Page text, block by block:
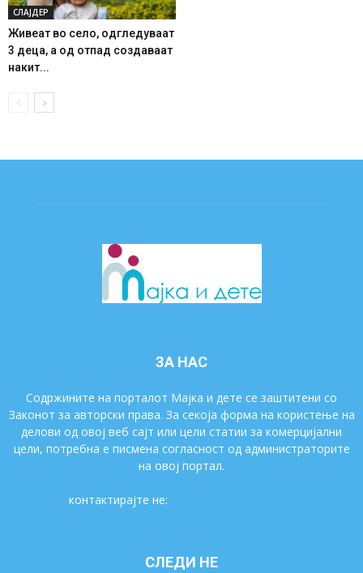
СЛАЈДЕР
Живеат во село, одгледуваат
3 деца, а од отпад создаваат
накит...
ЗА НАС
Содржините на порталот Мајка и дете се заштитени со
Законот за авторски права. За секоја форма на користење на
делови од овој веб сајт или цели статии за комерцијални
цели, потребна е писмена согласност од администраторите
на овој портал.
контактирајте не:
СЛЕДИ НЕ